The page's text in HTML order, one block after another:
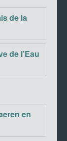
de la
de l’Eau
en